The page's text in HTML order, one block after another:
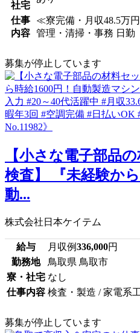
社宅
仕事
内容
≪寮完備・月収48.5万
管理・清掃・事務 日勤
募集が停止しています
【小さな電子部品
検査】 『未経験か
動...
株式会社日本ケイテム
給与 月収例336,000円
勤務地
鳥取県 鳥取市
寮・社宅 なし
仕事内容 検査・製造 / 家電系
募集が停止しています